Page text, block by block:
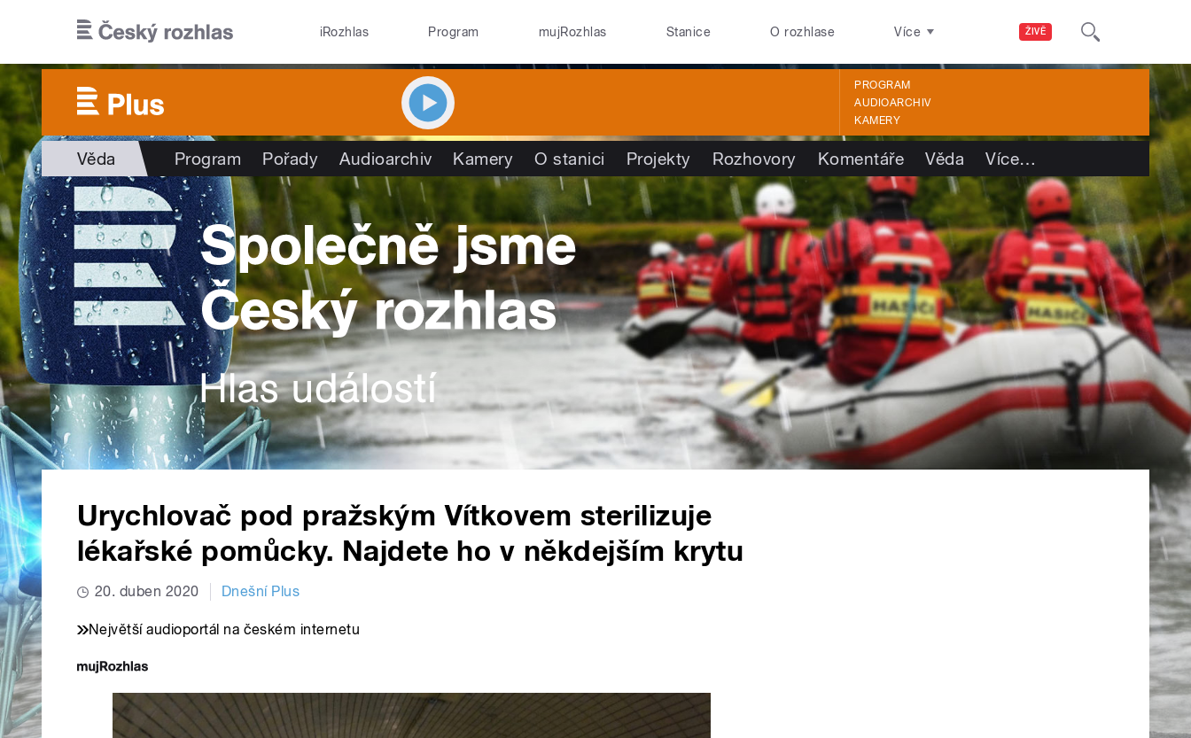
ŽIVĚ
iRozhlas Program mujRozhlas Stanice O rozhlase Více
PROGRAM
AUDIOARCHIV
KAMERY
Věda Program Pořady Audioarchiv Kamery O stanici Projekty Rozhovory Komentáře Věda Více…
Urychlovač pod pražským Vítkovem sterilizuje
lékařské pomůcky. Najdete ho v někdejším krytu
20. duben 2020 Dnešní Plus
Největší audioportál na českém internetu